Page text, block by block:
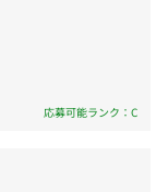
エンド・バック
があります！
応募可能ランク：C